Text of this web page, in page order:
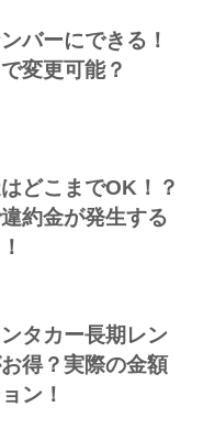
バーにできる！
変更可能？
どこまでOK！？
約金が発生する
タカー長期レン
得？実際の金額
ン！